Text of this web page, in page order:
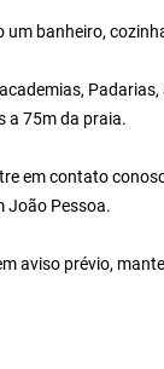
um banheiro,
a 75m da praia.
em contato
João Pessoa.
aviso prévio,